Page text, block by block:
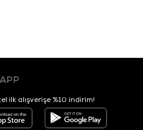
ilk alışverişe %10 indirim!